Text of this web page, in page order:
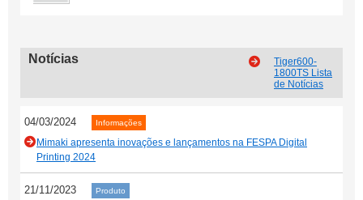
Notícias
Tiger600-
1800TS Lista
de Notícias
04/03/2024 Informações
Mimaki apresenta inovações e lançamentos na FESPA Digital
Printing 2024
21/11/2023 Produto